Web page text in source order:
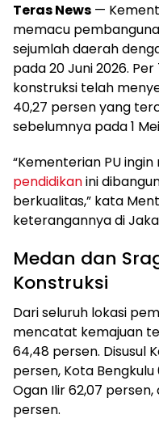
Teras News —
memacu
sejumlah daerah
pada 20 Juni 2026.
konstruksi telah
40,27 persen yang
sebelumnya pada 1
“Kementerian PU
pendidikanini
berkualitas,” kata
keterangannya di
Medan dan
Konstruksi
Dari seluruh lokasi
mencatat kemajuan
64,48 persen. Disusul
persen, Kota
Ogan Ilir 62,07
persen.